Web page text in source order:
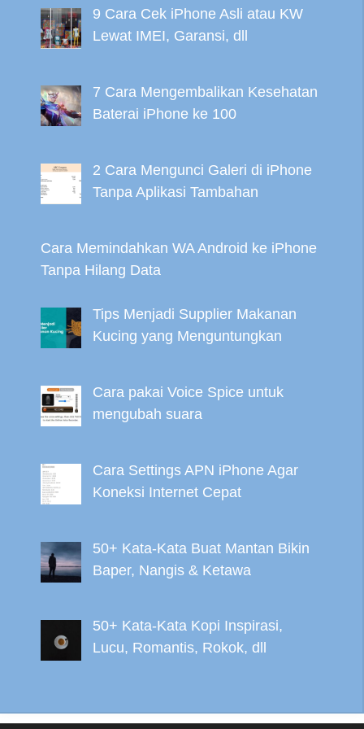
9 Cara Cek iPhone Asli atau KW
Lewat IMEI, Garansi, dll
7 Cara Mengembalikan Kesehatan
Baterai iPhone ke 100
2 Cara Mengunci Galeri di iPhone
Tanpa Aplikasi Tambahan
Cara Memindahkan WA Android ke iPhone
Tanpa Hilang Data
Tips Menjadi Supplier Makanan
Kucing yang Menguntungkan
Cara pakai Voice Spice untuk
mengubah suara
Cara Settings APN iPhone Agar
Koneksi Internet Cepat
50+ Kata-Kata Buat Mantan Bikin
Baper, Nangis & Ketawa
50+ Kata-Kata Kopi Inspirasi,
Lucu, Romantis, Rokok, dll